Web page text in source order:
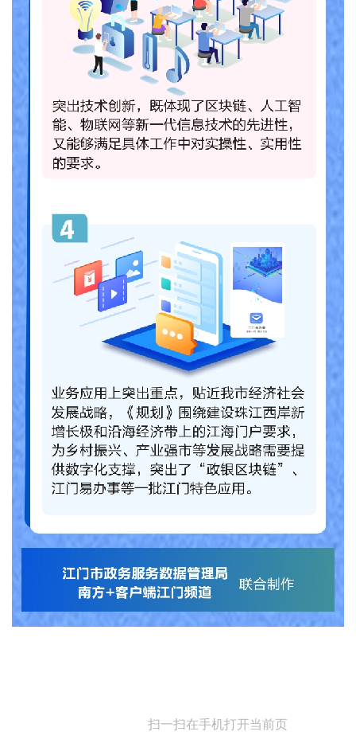
扫一扫在手机打开当前页